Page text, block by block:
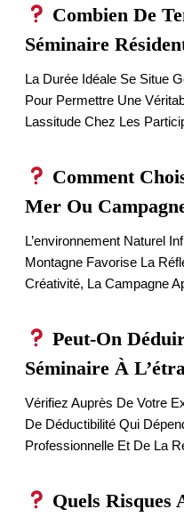
Combien De
Séminaire
La Durée Idéale Se Situe
Pour Permettre Une
Lassitude Chez Les
Comment
Mer Ou
L’environnement Naturel
Montagne Favorise La
Créativité, La Campagne
Peut-On
Séminaire À
Vérifiez Auprès De Votre
De Déductibilité Qui
Professionnelle Et De La
Quels Risques